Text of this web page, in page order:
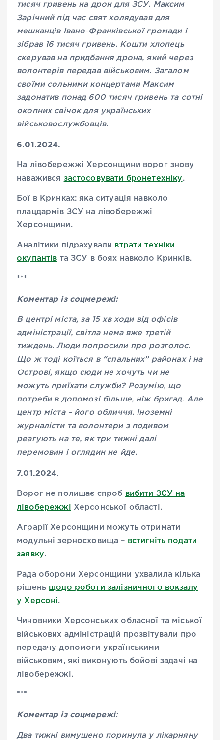
тисяч гривень на дрон для ЗСУ. Максим
Зарічний під час свят колядував для
мешканців Івано-Франківської громади і
зібрав 16 тисяч гривень. Кошти хлопець
скерував на придбання дрона, який через
волонтерів передав військовим. Загалом
своїми сольними концертами Максим
задонатив понад 600 тисяч гривень та сотні
окопних свічок для українських
військовослужбовців.
6.01.2024.
На лівобережжі Херсонщини ворог знову
наважився застосовувати бронетехніку .
Бої в Кринках: яка ситуація навколо
плацдармів ЗСУ на лівобережжі
Херсонщини.
Аналітики підрахували втрати техніки
окупантів та ЗСУ в боях навколо Кринків.
***
Коментар із соцмережі:
В центрі міста, за 15 хв ходи від офісів
адміністрації, світла нема вже третій
тиждень. Люди попросили про розголос.
Що ж тоді коїться в “спальних” районах і на
Острові, якщо сюди не хочуть чи не
можуть приїхати служби? Розумію, що
потреби в допомозі більше, ніж бригад. Але
центр міста – його обличчя. Іноземні
журналісти та волонтери з подивом
реагують на те, як три тижні далі
перемовин і оглядин не йде.
7.01.2024.
Ворог не полишає спроб вибити ЗСУ на
лівобережжі Херсонської області.
Аграрії Херсонщини можуть отримати
модульні зерносховища – встигніть подати
заявку.
Рада оборони Херсонщини ухвалила кілька
рішень щодо роботи залізничного вокзалу
у Херсоні.
Чиновники Херсонських обласної та міської
військових адміністрацій прозвітували про
передачу допомоги українськими
військовим, які виконують бойові задачі на
лівобережжі.
***
Коментар із соцмережі:
Два тижні вимушено поринула у лікарняну